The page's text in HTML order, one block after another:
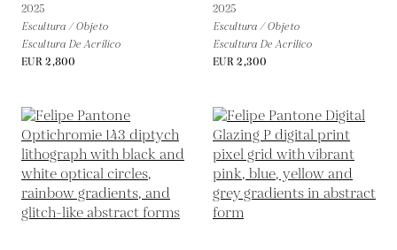
2025
Escultura / Objeto
Escultura De Acrílico
EUR 2,800
2025
Escultura / Objeto
Escultura De Acrílico
EUR 2,300